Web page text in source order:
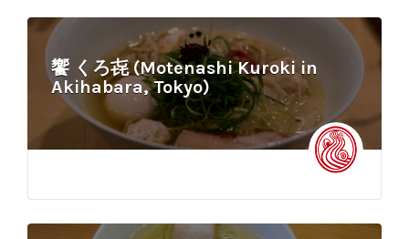
饗 くろ㐂 (Motenashi Kuroki in
Akihabara, Tokyo)